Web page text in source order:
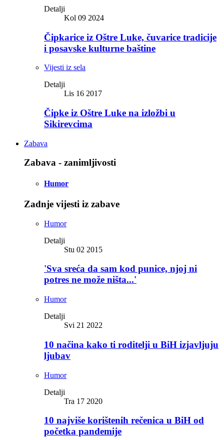
Detalji
Kol 09 2024
Čipkarice iz Oštre Luke, čuvarice tradicije
i posavske kulturne baštine
Vijesti iz sela
Detalji
Lis 16 2017
Čipke iz Oštre Luke na izložbi u
Sikirevcima
Zabava
Zabava - zanimljivosti
Humor
Zadnje vijesti iz zabave
Humor
Detalji
Stu 02 2015
'Sva sreća da sam kod punice, njoj ni
potres ne može ništa...'
Humor
Detalji
Svi 21 2022
10 načina kako ti roditelji u BiH izjavljuju
ljubav
Humor
Detalji
Tra 17 2020
10 najviše korištenih rečenica u BiH od
početka pandemije